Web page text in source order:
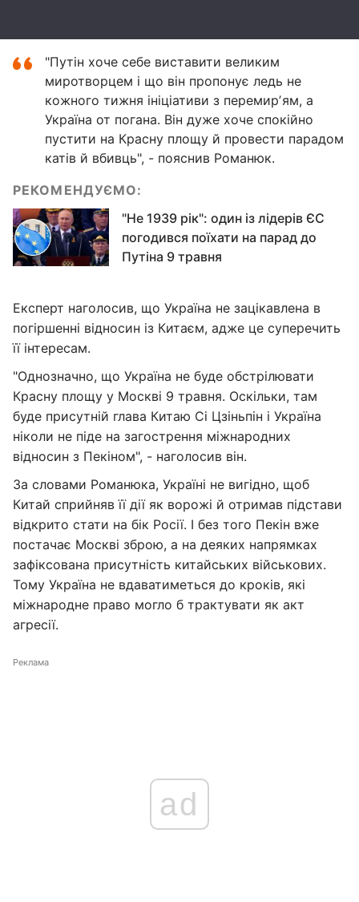
"Путін хоче себе виставити великим
миротворцем і що він пропонує ледь не
кожного тижня ініціативи з перемирʼям, а
Україна от погана. Він дуже хоче спокійно
пустити на Красну площу й провести парадом
катів й вбивць", - пояснив Романюк.
РЕКОМЕНДУЄМО:
"Не 1939 рік": один із лідерів ЄС
погодився поїхати на парад до
Путіна 9 травня
Експерт наголосив, що Україна не зацікавлена в
погіршенні відносин із Китаєм, адже це суперечить
її інтересам.
"Однозначно, що Україна не буде обстрілювати
Красну площу у Москві 9 травня. Оскільки, там
буде присутній глава Китаю Сі Цзіньпін і Україна
ніколи не піде на загострення міжнародних
відносин з Пекіном", - наголосив він.
За словами Романюка, Україні не вигідно, щоб
Китай сприйняв її дії як ворожі й отримав підстави
відкрито стати на бік Росії. І без того Пекін вже
постачає Москві зброю, а на деяких напрямках
зафіксована присутність китайських військових.
Тому Україна не вдаватиметься до кроків, які
міжнародне право могло б трактувати як акт
агресії.
Реклама
ad